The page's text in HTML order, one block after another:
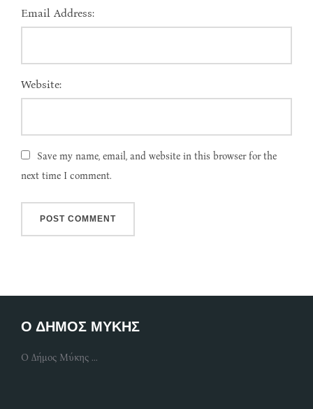
Email Address:
Website:
Save my name, email, and website in this browser for the
next time I comment.
Ο ΔΗΜΟΣ ΜΥΚΗΣ
Ο Δήμος Μύκης ...